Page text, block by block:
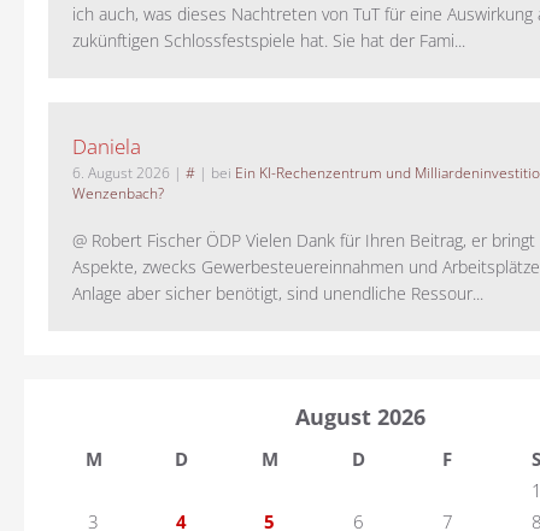
ich auch, was dieses Nachtreten von TuT für eine Auswirkung
zukünftigen Schlossfestspiele hat. Sie hat der Fami...
Daniela
6. August 2026 | # | bei Ein KI-Rechenzentrum und
Wenzenbach?
@ Robert Fischer ÖDP Vielen Dank für Ihren Beitrag, er
Aspekte, zwecks Gewerbesteuereinnahmen und
Anlage aber sicher benötigt, sind unendliche Ressour...
August 2026
M D M D F
S
3
4 5 6 7